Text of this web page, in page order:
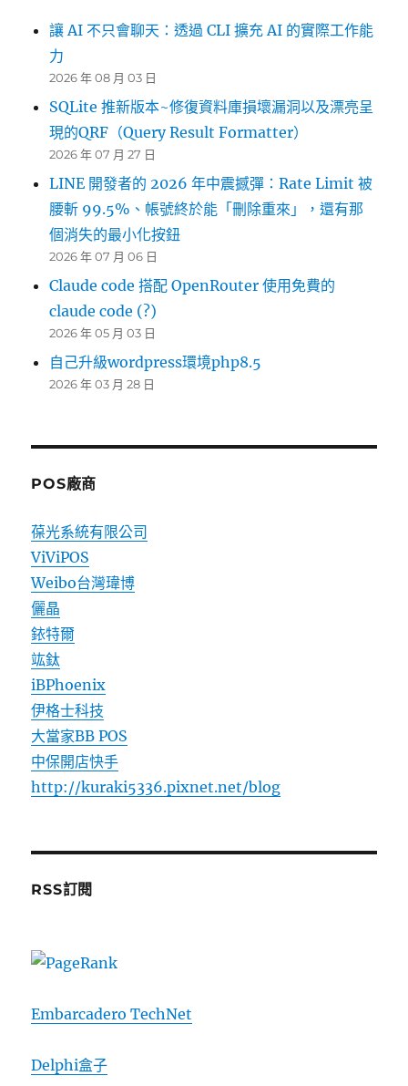
讓 AI 不只會聊天：透過 CLI 擴充 AI 的實際工作能
力
2026 年 08 月 03 日
SQLite 推新版本~修復資料庫損壞漏洞以及漂亮呈
現的QRF（Query Result Formatter）
2026 年 07 月 27 日
LINE 開發者的 2026 年中震撼彈：Rate Limit 被
腰斬 99.5%、帳號終於能「刪除重來」，還有那
個消失的最小化按鈕
2026 年 07 月 06 日
Claude code 搭配 OpenRouter 使用免費的
claude code (?)
2026 年 05 月 03 日
自己升級wordpress環境php8.5
2026 年 03 月 28 日
POS廠商
葆光系統有限公司
ViViPOS
Weibo台灣瑋博
儷晶
銥特爾
竑鈦
iBPhoenix
伊格士科技
大當家BB POS
中保開店快手
http://kuraki5336.pixnet.net/blog
RSS訂閱
Embarcadero TechNet
Delphi盒子